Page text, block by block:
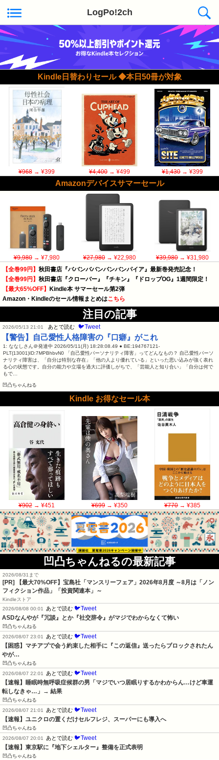
LogPo!2ch
Kindle日替わりセール ◆本日50冊が対象
¥968→ ¥399 ¥4,400→ ¥499 ¥1,430→ ¥399
Amazonデバイスサマーセール
¥9,980→ ¥7,980 ¥27,980→ ¥22,980 ¥39,980→ ¥31,980
【全巻99円】 秋田書店『ババンババンバンバンパイア』最新巻発売記念！
【全巻99円】 秋田書店『クローバー』『チキン』『ドロップOG』1週間限定！
【最大65%OFF】 Kindle本 サマーセール第2弾
Amazon・Kindleのセール情報まとめはこちら
注目の記事
2026/05/13 21:01 あとで読む 🐦Tweet
【警告】自己愛性人格障害の『口癖』がこれ
1: ななしさん＠発達中 2026/05/11(月) 18:28:08.49 ● BE:194767121-
PLT(13001)ID:7MPBhbvN0 「自己愛性パーソナリティ障害」ってどんなもの？ 自己愛性パーソ
ナリティ障害は、「自分は特別な存在」「他の人より優れている」といった思い込みが強く表れ
る心の状態です。自分の能力や立場を過大に評価しがちで、「芸能人と知り合い」「自分は何で
もで…
凹凸ちゃんねる
Kindle お得なセール本
¥902→ ¥451 ¥699→ ¥350 ¥770→ ¥385
凹凸ちゃんねるの最新記事
2026/08/31まで
[PR] 【最大70%OFF】宝島社「マンスリーフェア」2026年8月度 ～8月は「ノン
フィクション作品」「投資関連本」～
Kindleストア
2026/08/08 00:01
あとで読む 🐦Tweet
ASDなんやが『冗談』とか『社交辞令』がマジでわからなくて怖い
凹凸ちゃんねる
2026/08/07 23:01
あとで読む 🐦Tweet
【困惑】マチアプで会う約束した相手に『この返信』送ったらブロックされたん
やが…
凹凸ちゃんねる
2026/08/07 22:01
あとで読む 🐦Tweet
【速報】睡眠時無呼吸症候群の男「マジでいつ居眠りするかわからん…けど車運
転しなきゃ…」→ 結果
凹凸ちゃんねる
2026/08/07 21:01
あとで読む 🐦Tweet
【速報】ユニクロの置くだけセルフレジ、スーパーにも導入へ
凹凸ちゃんねる
2026/08/07 20:01
あとで読む 🐦Tweet
【速報】東京駅に『地下シェルター』整備を正式表明
凹凸ちゃんねる